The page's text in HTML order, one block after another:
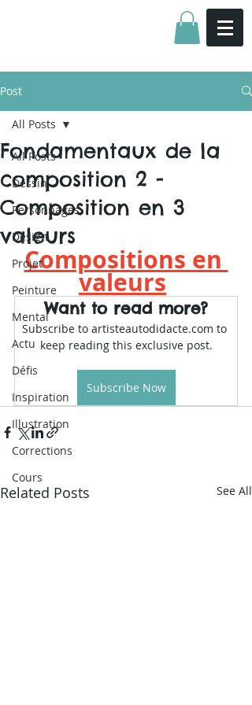
Post
All Posts
Dessin
Personnages
Design
Projet
Peinture
Mental
Actu
Défis
Inspiration
Illustration
Corrections
Cours
All Posts
Fondamentaux de la
composition 2 -
Composition en 3
valeurs
Compositions en
valeurs
Want to read more?
Subscribe to artisteautodidacte.com to
keep reading this exclusive post.
Subscribe Now
Related Posts See All